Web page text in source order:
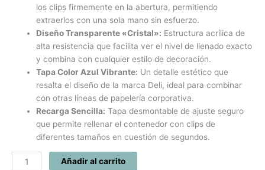
los clips firmemente en la abertura, permitiendo
extraerlos con una sola mano sin esfuerzo.
Diseño Transparente «Cristal»: Estructura acrílica de
alta resistencia que facilita ver el nivel de llenado exacto
y combina con cualquier estilo de decoración.
Tapa Color Azul Vibrante: Un detalle estético que
resalta el diseño de la marca Deli, ideal para combinar
con otras líneas de papelería corporativa.
Recarga Sencilla: Tapa desmontable de ajuste seguro
que permite rellenar el contenedor con clips de
diferentes tamaños en cuestión de segundos.
Añadir al carrito